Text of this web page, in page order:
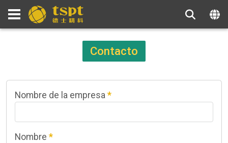
Contacto
Nombre de la empresa *
Nombre *